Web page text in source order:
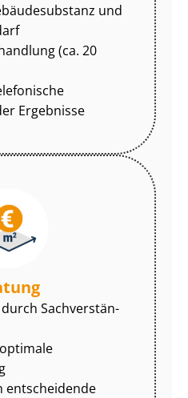
und
(ca. 20
Ergebnisse
Sach­ver­stän­
entscheidende